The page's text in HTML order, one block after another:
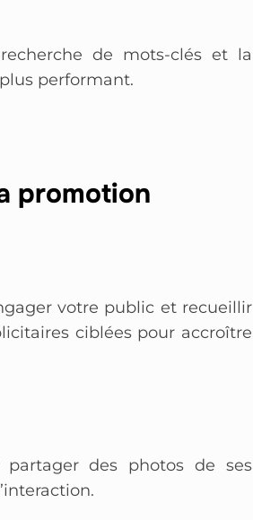
de mots-clés et la
performant.
promotion
votre public et recueillir
ciblées pour accroître
des photos de ses